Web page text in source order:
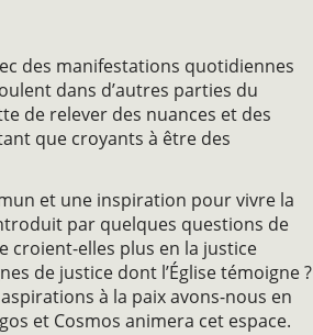
des manifestations quotidiennes
dans d’autres parties du
de relever des nuances et des
que croyants à être des
et une inspiration pour vivre la
par quelques questions de
croient-elles plus en la justice
de justice dont l’Église témoigne ?
à la paix avons-nous en
et Cosmos animera cet espace.